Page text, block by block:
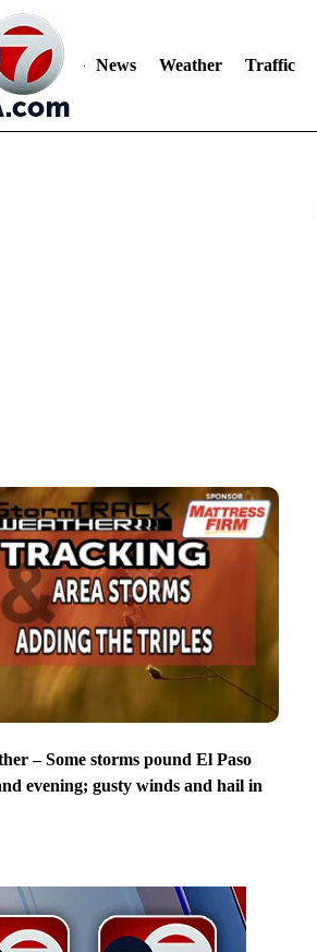
News Weather Traffic
– Some storms pound El Paso
evening; gusty winds and hail in